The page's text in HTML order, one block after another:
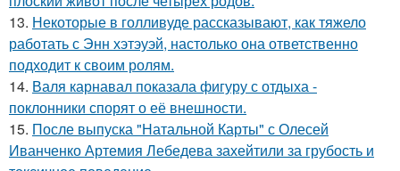
13. Некоторые в голливуде рассказывают, как тяжело
работать с Энн хэтэуэй, настолько она ответственно
подходит к своим ролям.
14. Валя карнавал показала фигуру с отдыха -
поклонники спорят о её внешности.
15. После выпуска "Натальной Карты" с Олесей
Иванченко Артемия Лебедева захейтили за грубость и